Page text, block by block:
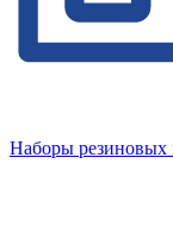
Наборы резиновых